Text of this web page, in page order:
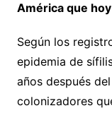
América que
Según los
epidemia de
años después
colonizadores